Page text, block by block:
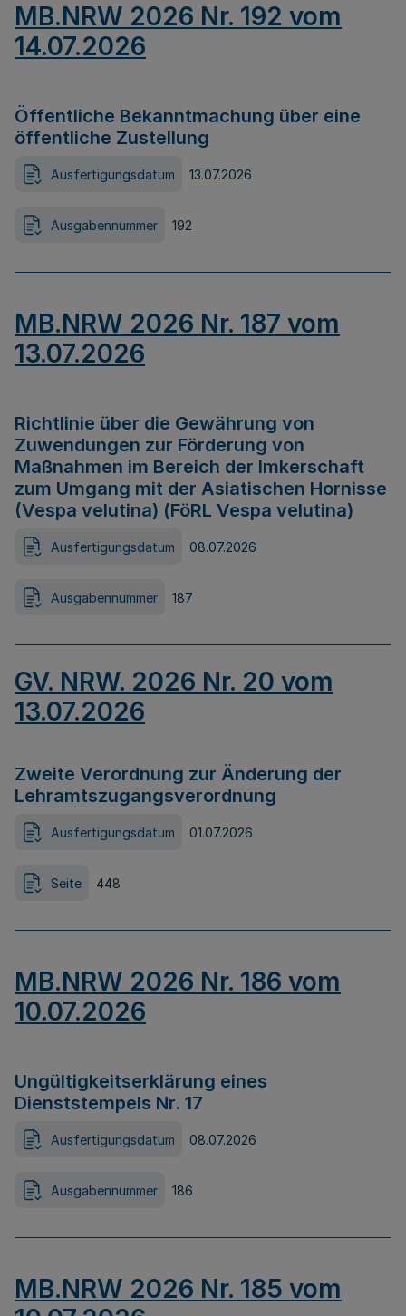
MB.NRW 2026 Nr. 192 vom
14.07.2026
Öffentliche Bekanntmachung über eine
öffentliche Zustellung
Ausfertigungsdatum 13.07.2026
Ausgabennummer 192
MB.NRW 2026 Nr. 187 vom
13.07.2026
Richtlinie über die Gewährung von
Zuwendungen zur Förderung von
Maßnahmen im Bereich der Imkerschaft
zum Umgang mit der Asiatischen Hornisse
(Vespa velutina) (FöRL Vespa velutina)
Ausfertigungsdatum 08.07.2026
Ausgabennummer 187
GV. NRW. 2026 Nr. 20 vom
13.07.2026
Zweite Verordnung zur Änderung der
Lehramtszugangsverordnung
Ausfertigungsdatum 01.07.2026
Seite 448
MB.NRW 2026 Nr. 186 vom
10.07.2026
Ungültigkeitserklärung eines
Dienststempels Nr. 17
Ausfertigungsdatum 08.07.2026
Ausgabennummer 186
MB.NRW 2026 Nr. 185 vom